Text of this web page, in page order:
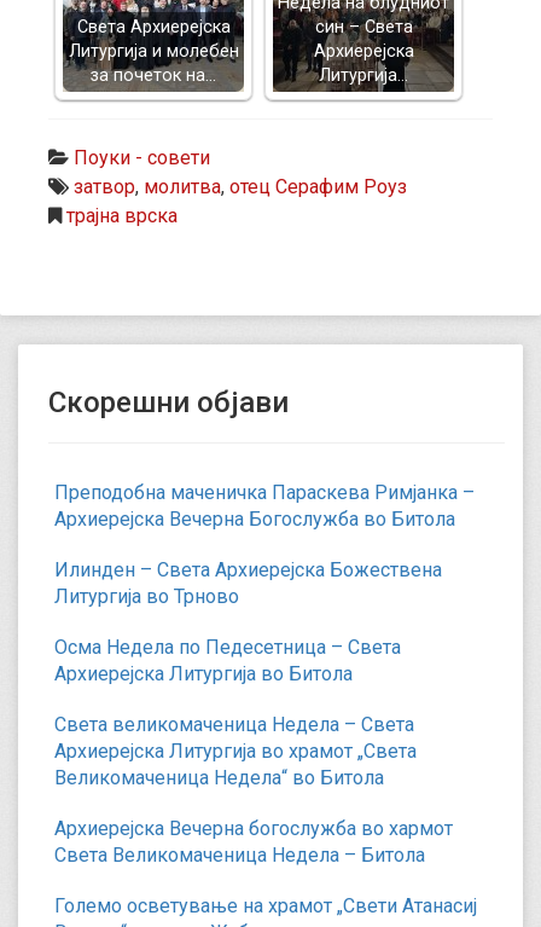
Света Архиерејска
Литургија и молебен
за почеток на…
син – Света
Архиерејска
Литургија…
Поуки - совети
затвор, молитва, отец Серафим Роуз
трајна врска
Скорешни објави
Преподобна маченичка Параскева Римјанка –
Архиерејска Вечерна Богослужба во Битола
Илинден – Света Архиерејска Божествена
Литургија во Трново
Осма Недела по Педесетница – Света
Архиерејска Литургија во Битола
Света великомаченица Недела – Света
Архиерејска Литургија во храмот „Света
Великомаченица Недела“ во Битола
Архиерејска Вечерна богослужба во хармот
Света Великомаченица Недела – Битола
Големо осветување на храмот „Свети Атанасиј